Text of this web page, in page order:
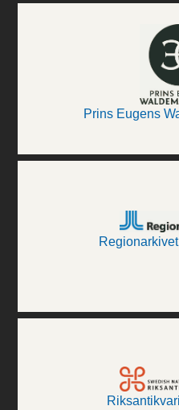
Prins Eugens